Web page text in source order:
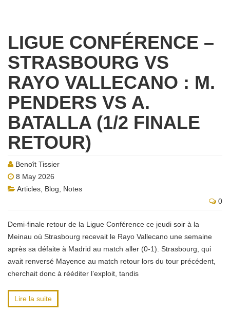
LIGUE CONFÉRENCE –
STRASBOURG VS
RAYO VALLECANO : M.
PENDERS VS A.
BATALLA (1/2 FINALE
RETOUR)
Benoît Tissier
8 May 2026
Articles Blog
Notes
0
Demi-finale retour de la Ligue Conférence ce jeudi soir à la
Meinau où Strasbourg recevait le Rayo Vallecano une semaine
après sa défaite à Madrid au match aller (0-1). Strasbourg, qui
avait renversé Mayence au match retour lors du tour précédent,
cherchait donc à rééditer l’exploit, tandis
Lire la suite